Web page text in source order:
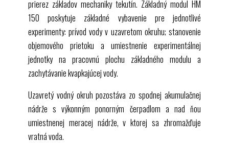
HM 150,39 Plávajúce telesá preHM 150,06
Princípy hydrodynamiky
HM 150.07 Bernoulliho princíp
HM 150.08 Meranie prúdových síl
HM 150.09 Horizontálny prietok z nádrže
HM 150.12 Vertikálny prietok z nádrže
HM 150.14 Tvorba vírov
Experiment HM 150,18 Osborne Reynolds
Prúdenie v potrubí
HM 150.01 Trenie potrubia pre laminárne / turbulentné
prierez základov mechaniky tekutín. Základný modulHM
150 poskytuje základné vybavenie pre jednotlivé
experimenty: prívod vody v uzavretom okruhu; stanovenie
objemového prietoku a umiestnenie experimentálnej
jednotky na pracovnú plochu základného modulu a
zachytávanie kvapkajúcej vody.
Uzavretý vodný okruh pozostáva zo spodnej akumulačnej
nádrže s výkonným ponorným čerpadlom a nad ňou
umiestnenej meracej nádrže, v ktorej sa zhromažďuje
vratná voda.